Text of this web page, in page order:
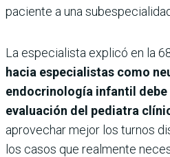
paciente a una
La especialista explicó en la
hacia especialistas como
endocrinología infantil debe
evaluación del pediatra
aprovechar mejor los turnos
los casos que realmente